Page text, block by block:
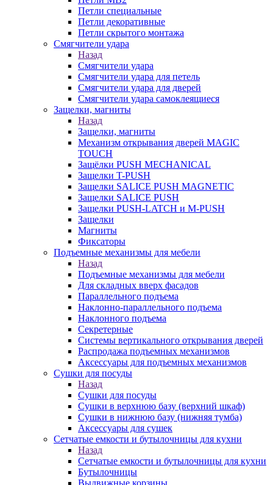
Петли специальные
Петли декоративные
Петли скрытого монтажа
Смягчители удара
Назад
Смягчители удара
Смягчители удара для петель
Смягчители удара для дверей
Cмягчители удара самоклеящиеся
Защелки, магниты
Назад
Защелки, магниты
Механизм открывания дверей MAGIC
TOUCH
Защёлки PUSH MECHANICAL
Защелки T-PUSH
Защелки SALICE PUSH MAGNETIC
Защелки SALICE PUSH
Защелки PUSH-LATCH и M-PUSH
Защелки
Магниты
Фиксаторы
Подъемные механизмы для мебели
Назад
Подъемные механизмы для мебели
Для складных вверх фасадов
Параллельного подъема
Наклонно-параллельного подъема
Наклонного подъема
Секретерные
Системы вертикального открывания дверей
Распродажа подъемных механизмов
Аксессуары для подъемных механизмов
Сушки для посуды
Назад
Сушки для посуды
Сушки в верхнюю базу (верхний шкаф)
Сушки в нижнюю базу (нижняя тумба)
Аксессуары для сушек
Сетчатые емкости и бутылочницы для кухни
Назад
Сетчатые емкости и бутылочницы для кухни
Бутылочницы
Выдвижные корзины